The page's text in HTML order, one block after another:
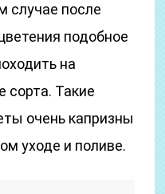
случае после
подобное
на
сорта. Такие
очень капризны
уходе и поливе.